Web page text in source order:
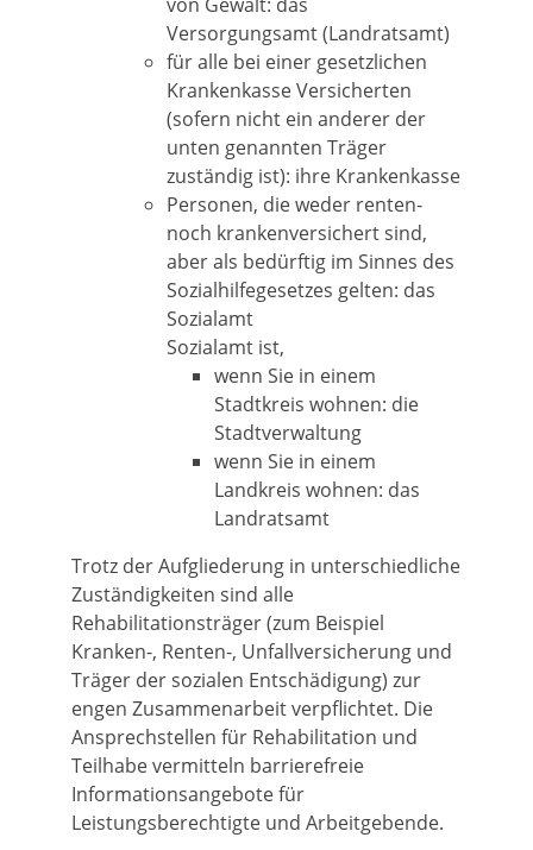
Versorgungsamt (Landratsamt)
für alle bei einer gesetzlichen
Krankenkasse Versicherten
(sofern nicht ein anderer der
unten genannten Träger
zuständig ist): ihre Krankenkasse
Personen, die weder renten-
noch krankenversichert sind,
aber als bedürftig im Sinnes des
Sozialhilfegesetzes gelten: das
Sozialamt
Sozialamt ist,
wenn Sie in einem
Stadtkreis wohnen: die
Stadtverwaltung
wenn Sie in einem
Landkreis wohnen: das
Landratsamt
Trotz der Aufgliederung in unterschiedliche
Zuständigkeiten sind alle
Rehabilitationsträger (zum Beispiel
Kranken-, Renten-, Unfallversicherung und
Träger der sozialen Entschädigung) zur
engen Zusammenarbeit verpflichtet. Die
Ansprechstellen für Rehabilitation und
Teilhabe vermitteln barrierefreie
Informationsangebote für
Leistungsberechtigte und Arbeitgebende.